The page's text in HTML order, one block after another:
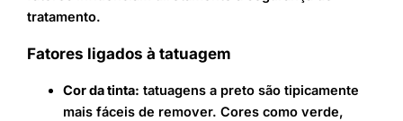
tratamento.
Fatores ligados à tatuagem
Cor da tinta: tatuagens a preto são tipicamente
mais fáceis de remover. Cores como verde,